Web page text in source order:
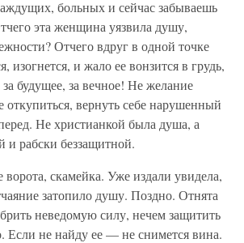
больных и сейчас забываешь
эта женщина уязвила душу,
Отчего вдруг в одной точке
изогнется, и жало ее вонзится в грудь,
будущее, за вечное! Не желание
откупиться, вернуть себе нарушенный
Не христианкой была душа, а
и рабски беззащитной.
ворота, скамейка. Уже издали увидела,
затопило душу. Поздно. Отнята
неведомую силу, нечем защитить
Если не найду ее — не снимется вина.